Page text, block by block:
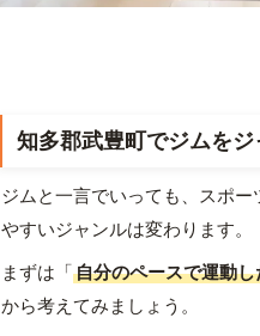
知多郡武豊町でジムを
ジムと一言でいっても、スポ
やすいジャンルは変わります。
まずは「自分のペースで運動し
から考えてみましょう。